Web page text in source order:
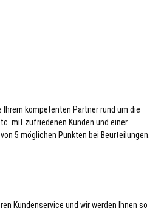
Ihrem kompetenten Partner rund um die
mit zufriedenen Kunden und einer
5 möglichen Punkten bei Beurteilungen.
Kundenservice und wir werden Ihnen so